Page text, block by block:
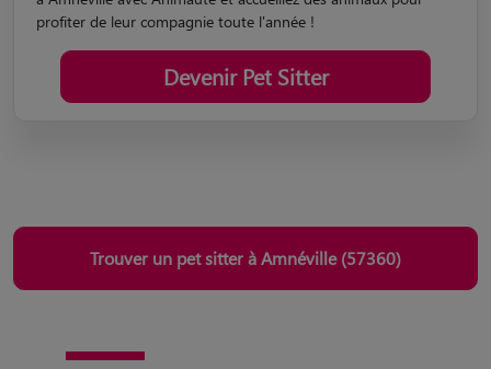
profiter de leur compagnie toute l'année !
Devenir Pet Sitter
Trouver un pet sitter à Amnéville (57360)